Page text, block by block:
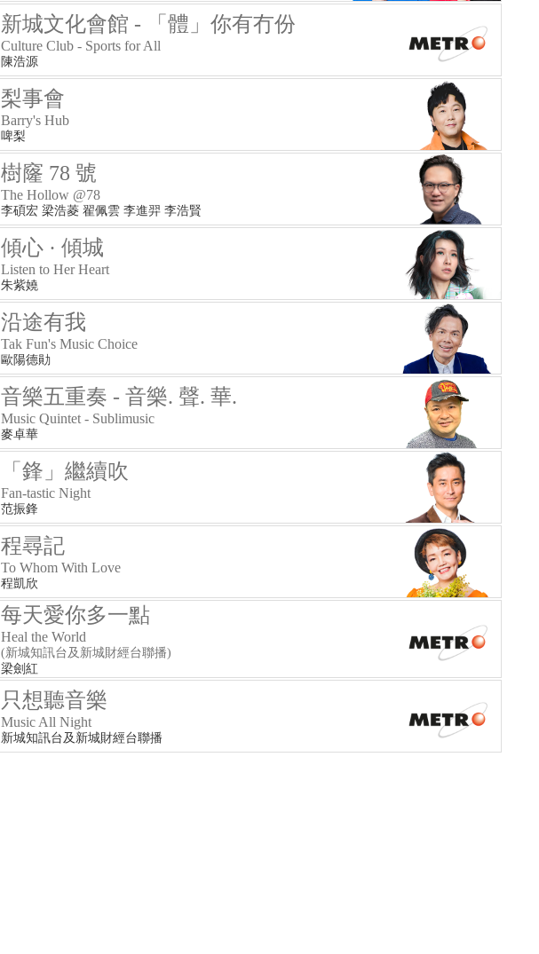
新城文化會館 - 「體」你有冇份
Culture Club - Sports for All
陳浩源
梨事會
Barry's Hub
啤梨
樹窿 78 號
The Hollow @78
李碩宏 梁浩菱 翟佩雲 李進羿 李浩賢
傾心 · 傾城
Listen to Her Heart
朱紫嬈
沿途有我
Tak Fun's Music Choice
歐陽德勛
音樂五重奏 - 音樂. 聲. 華.
Music Quintet - Sublimusic
麥卓華
「鋒」繼續吹
Fan-tastic Night
范振鋒
程尋記
To Whom With Love
程凱欣
每天愛你多一點
Heal the World
(新城知訊台及新城財經台聯播)
梁劍紅
只想聽音樂
Music All Night
新城知訊台及新城財經台聯播